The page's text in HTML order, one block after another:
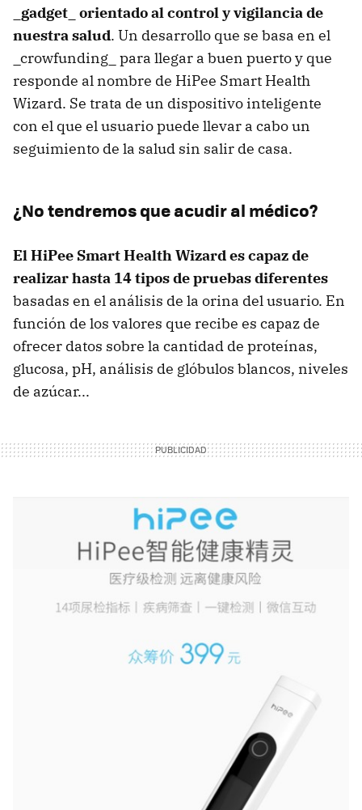
_gadget_ orientado al control y vigilancia de
nuestra salud. Un desarrollo que se basa en el
_crowfunding_ para llegar a buen puerto y que
responde al nombre de HiPee Smart Health
Wizard. Se trata de un dispositivo inteligente
con el que el usuario puede llevar a cabo un
seguimiento de la salud sin salir de casa.
¿No tendremos que acudir al médico?
El HiPee Smart Health Wizard es capaz de
realizar hasta 14 tipos de pruebas diferentes
basadas en el análisis de la orina del usuario. En
función de los valores que recibe es capaz de
ofrecer datos sobre la cantidad de proteínas,
glucosa, pH, análisis de glóbulos blancos, niveles
de azúcar...